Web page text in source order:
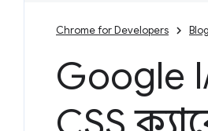
Chrome for Developers Blog
Google I